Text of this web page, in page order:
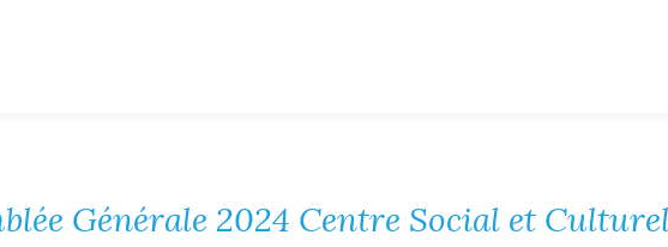
Générale 2024 Centre Social et